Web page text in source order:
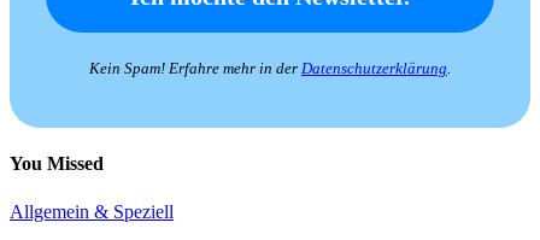
Kein Spam! Erfahre mehr in der Datenschutzerklärung.
You Missed
Allgemein & Speziell